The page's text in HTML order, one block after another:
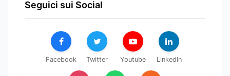
Seguici sui Social
Facebook Twitter Youtube LinkedIn